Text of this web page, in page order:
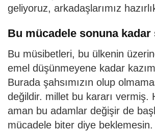
geliyoruz, arkadaşlarımız
Bu mücadele sonuna kadar
Bu müsibetleri, bu ülkenin
emel düşünmeyene kadar
Burada şahsımızın olup
değildir. millet bu kararı vermiş.
aman bu adamlar değişir de
mücadele biter diye beklemesin.